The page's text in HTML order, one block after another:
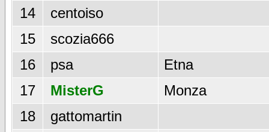
14
centoiso
15
scozia666
16
psa
Etna
17
MisterG
Monza
18
gattomartin